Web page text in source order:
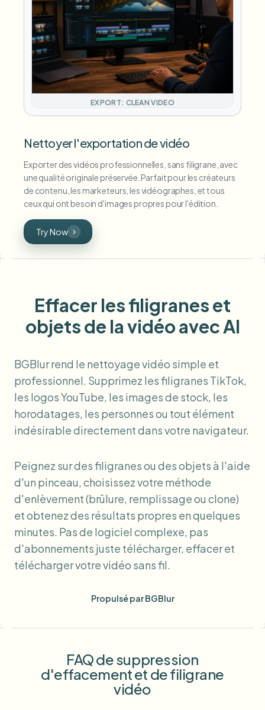
EXPORT: CLEAN VIDEO
Nettoyer l'exportation de vidéo
Exporter des vidéos professionnelles, sans filigrane, avec
une qualité originale préservée. Parfait pour les créateurs
de contenu, les marketeurs, les vidéographes, et tous
ceux qui ont besoin d'images propres pour l'édition.
Try Now
Effacer les filigranes et
objets de la vidéo avec AI
BGBlur rend le nettoyage vidéo simple et
professionnel. Supprimez les filigranes TikTok,
les logos YouTube, les images de stock, les
horodatages, les personnes ou tout élément
indésirable directement dans votre navigateur.
Peignez sur des filigranes ou des objets à l'aide
d'un pinceau, choisissez votre méthode
d'enlèvement (brûlure, remplissage ou clone)
et obtenez des résultats propres en quelques
minutes. Pas de logiciel complexe, pas
d'abonnements juste télécharger, effacer et
télécharger votre vidéo sans fil.
Propulsé par BGBlur
FAQ de suppression
d'effacement et de filigrane
vidéo